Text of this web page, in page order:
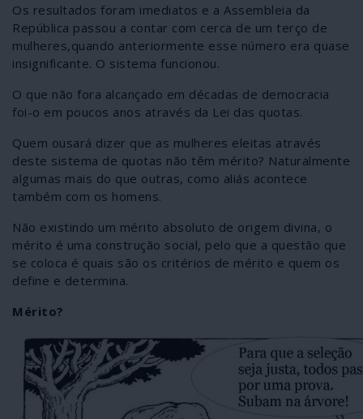
Os resultados foram imediatos e a Assembleia da
República passou a contar com cerca de um terço de
mulheres,quando anteriormente esse número era quase
insignificante. O sistema funcionou.
O que não fora alcançado em décadas de democracia
foi-o em poucos anos através da Lei das quotas.
Quem ousará dizer que as mulheres eleitas através
deste sistema de quotas não têm mérito? Naturalmente
algumas mais do que outras, como aliás acontece
também com os homens.
Não existindo um mérito absoluto de origem divina, o
mérito é uma construção social, pelo que a questão que
se coloca é quais são os critérios de mérito e quem os
define e determina.
Mérito?